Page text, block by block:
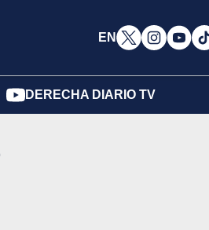
EN
DERECHA DIARIO TV